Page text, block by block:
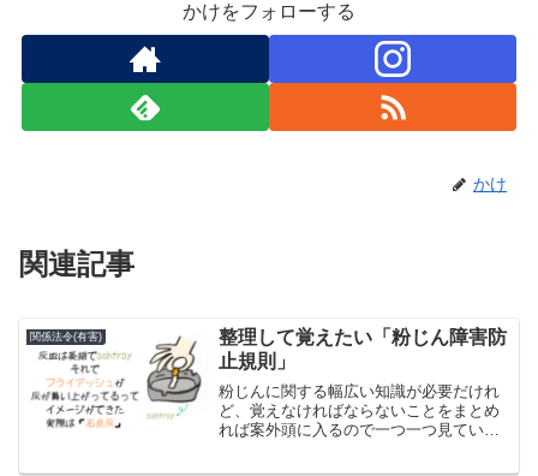
かけをフォローする
かけ
関連記事
関係法令(有害)
整理して覚えたい「粉じん障害防
止規則」
粉じんに関する幅広い知識が必要だけれ
ど、覚えなければならないことをまとめ
れば案外頭に入るので一つ一つ見ていき